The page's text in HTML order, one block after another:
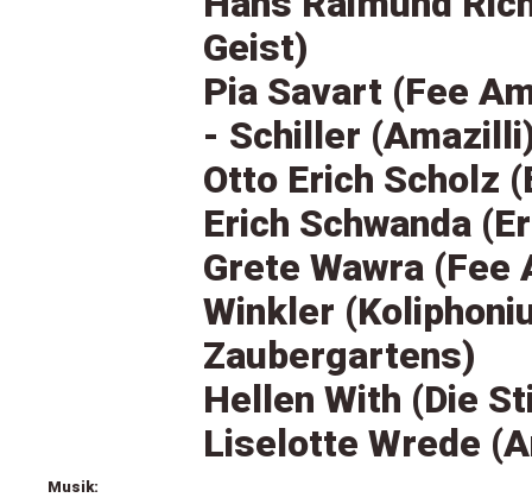
Geist)
Pia Savart (Fee
- Schiller
Otto Erich Scholz
Erich Schwanda
Grete Wawra (Fee
Winkler
Zaubergartens)
Hellen With (Die
Liselotte Wrede
Musik: